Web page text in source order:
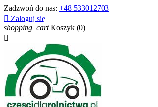
Zadzwoń do nas: +48 533012703
 Zaloguj się
shopping_cart Koszyk (0)
